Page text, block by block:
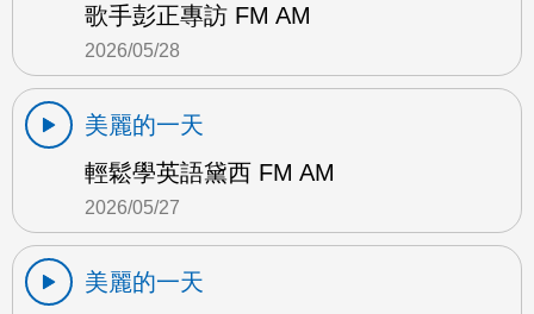
歌手彭正專訪 FM AM
2026/05/28
美麗的一天
輕鬆學英語黛西 FM AM
2026/05/27
美麗的一天